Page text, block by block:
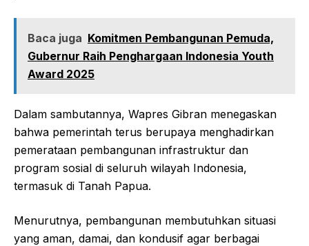
Baca juga Komitmen Pembangunan Pemuda,
Gubernur Raih Penghargaan Indonesia Youth
Award 2025
Dalam sambutannya, Wapres Gibran menegaskan
bahwa pemerintah terus berupaya menghadirkan
pemerataan pembangunan infrastruktur dan
program sosial di seluruh wilayah Indonesia,
termasuk di Tanah Papua.
Menurutnya, pembangunan membutuhkan situasi
yang aman, damai, dan kondusif agar berbagai